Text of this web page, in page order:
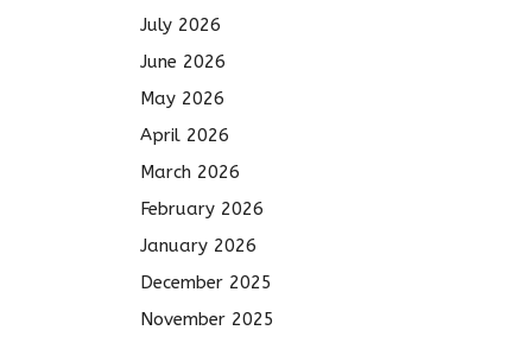
July 2026
June 2026
May 2026
April 2026
March 2026
February 2026
January 2026
December 2025
November 2025